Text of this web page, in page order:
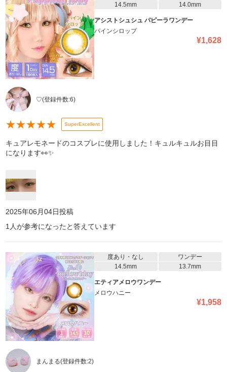
14.5mm 14.0mm
アシストシュシュ パピーラワンデー
パインシロップ
¥1,628
♡(登録件数:6)
★★★★★ SuperExcellent
キュアレモネードのコスプレに使用しました！キュルキュルお目目
になります👀✨
2025年06月04日投稿
1 人が参考になったと答えています
度あり・なし
ワンデー
14.5mm
13.7mm
エティアメロウワンデー
メロウハニー
¥1,958
まんまる(登録件数:2)